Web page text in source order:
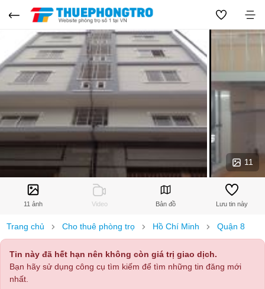
11
11 ảnh Video Bản đồ Lưu tin này
Trang chủ Cho thuê phòng trọ Hồ Chí Minh Quận 8
Tin này đã hết hạn nên không còn giá trị giao dịch.
Bạn hãy sử dụng công cụ tìm kiếm để tìm những tin đăng mới
nhất.